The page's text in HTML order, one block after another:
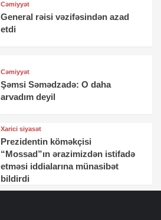
Cəmiyyət
General rəisi vəzifəsindən azad
etdi
Cəmiyyət
Şəmsi Səmədzadə: O daha
arvadım deyil
Xarici siyasət
Prezidentin köməkçisi
“Mossad”ın ərazimizdən istifadə
etməsi iddialarına münasibət
bildirdi